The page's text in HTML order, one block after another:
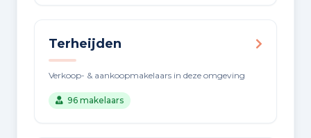
Terheijden
Verkoop- & aankoopmakelaars in deze omgeving
96 makelaars